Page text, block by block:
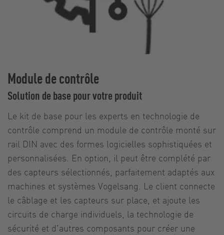
Module de contrôle
Solution de base pour votre produit
Le kit de base pour les experts en technologie de
contrôle comprend un module de contrôle monté sur
rail DIN avec des formes logicielles sophistiquées et
personnalisées. En option, il peut être complété par
des capteurs sélectionnés, parfaitement adaptés aux
machines et systèmes Vogelsang. Le client connecte
le câblage et les capteurs sur place, et ajoute les
circuits de charge individuels, la technologie de
sécurité et d'autres composants pour créer une